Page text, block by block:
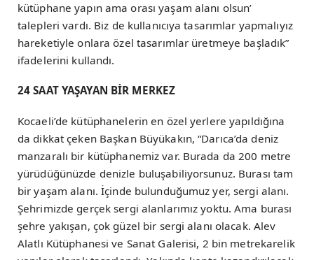
kütüphane yapın ama orası yaşam alanı olsun’
talepleri vardı. Biz de kullanıcıya tasarımlar yapmalıyız
hareketiyle onlara özel tasarımlar üretmeye başladık”
ifadelerini kullandı.
24 SAAT YAŞAYAN BİR MERKEZ
Kocaeli’de kütüphanelerin en özel yerlere yapıldığına
da dikkat çeken Başkan Büyükakın, “Darıca’da deniz
manzaralı bir kütüphanemiz var. Burada da 200 metre
yürüdüğünüzde denizle buluşabiliyorsunuz. Burası tam
bir yaşam alanı. İçinde bulunduğumuz yer, sergi alanı.
Şehrimizde gerçek sergi alanlarımız yoktu. Ama burası
şehre yakışan, çok güzel bir sergi alanı olacak. Alev
Alatlı Kütüphanesi ve Sanat Galerisi, 2 bin metrekarelik